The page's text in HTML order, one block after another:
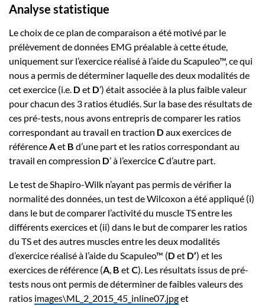
Analyse statistique
Le choix de ce plan de comparaison a été motivé par le
prélèvement de données EMG préalable à cette étude,
uniquement sur l’exercice réalisé à l’aide du Scapuleo™, ce qui
nous a permis de déterminer laquelle des deux modalités de
cet exercice (i.e. D et D’) était associée à la plus faible valeur
pour chacun des 3 ratios étudiés. Sur la base des résultats de
ces pré-tests, nous avons entrepris de comparer les ratios
correspondant au travail en traction D aux exercices de
référenceAet B d’une part et les ratios correspondant au
travail en compression D’ à l’exercice Cd’autre part.
Le test de Shapiro-Wilk n’ayant pas permis de vérifier la
normalité des données, un test de Wilcoxon a été appliqué (i)
dans le but de comparer l’activité du muscle TS entre les
différents exercices et (ii) dans le but de comparer les ratios
du TS et des autres muscles entre les deux modalités
d’exercice réalisé à l’aide du Scapuleo™ (D et D’) et les
exercices de référence (A, B et C). Les résultats issus de pré-
tests nous ont permis de déterminer de faibles valeurs des
ratios images\ML_2_2015_45_inline07.jpget